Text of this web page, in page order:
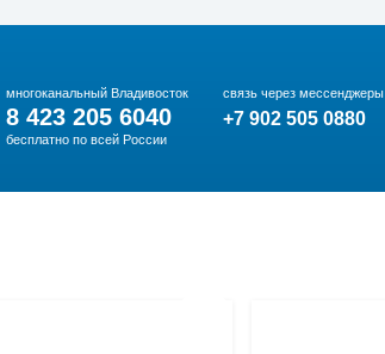
многоканальный Владивосток
8 423 205 6040
бесплатно по всей России
связь через мессенджеры
+7 902 505 0880